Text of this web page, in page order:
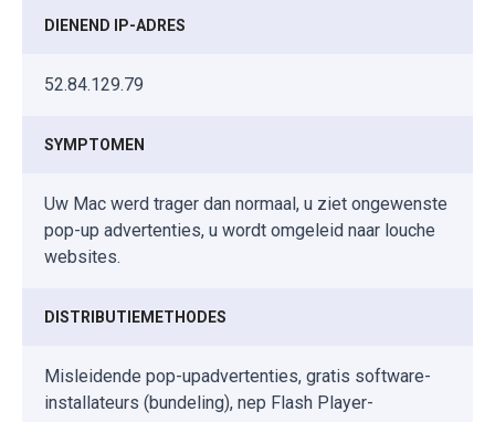
DIENEND IP-ADRES
52.84.129.79
SYMPTOMEN
Uw Mac werd trager dan normaal, u ziet ongewenste
pop-up advertenties, u wordt omgeleid naar louche
websites.
DISTRIBUTIEMETHODES
Misleidende pop-upadvertenties, gratis software-
installateurs (bundeling), nep Flash Player-